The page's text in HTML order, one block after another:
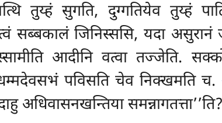
तुय्हं सुगति, दुग्गतियेव तुय्हं
सब्बकालं जिनिस्ससि, यदा असुरानं
आदीनि वत्वा तज्जेति.
पविसतिचेव निक्खमति च.
अधिवासनखन्तिया